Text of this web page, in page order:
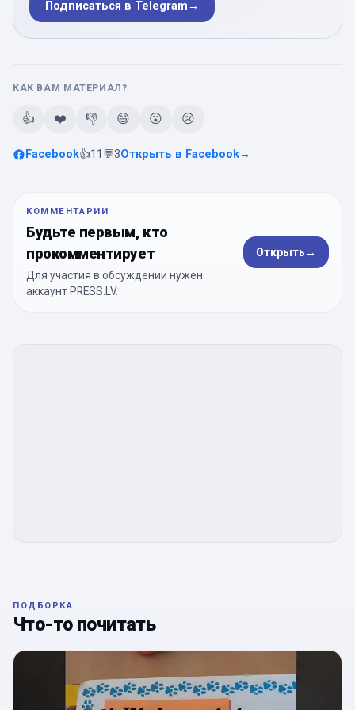
Подписаться в Telegram→
КАК ВАМ МАТЕРИАЛ?
👍 ❤️ 👎 😄 😮 😢
Facebook👍11 💬3Открыть в Facebook→
КОММЕНТАРИИ
Будьте первым, кто
прокомментирует
Для участия в обсуждении нужен
аккаунт PRESS.LV.
Открыть→
ПОДБОРКА
Что-то почитать